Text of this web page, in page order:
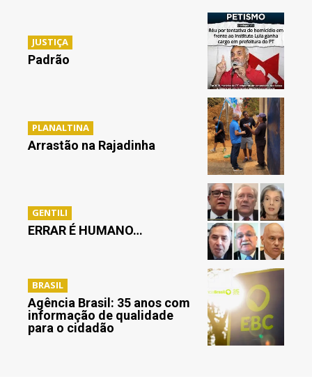
JUSTIÇA
Padrão
PLANALTINA
Arrastão na Rajadinha
GENTILI
ERRAR É HUMANO…
BRASIL
Agência Brasil: 35 anos com
informação de qualidade
para o cidadão